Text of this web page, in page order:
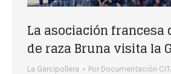
La asociación francesa
de raza Bruna visita la
La Garcipollera Por Documentación